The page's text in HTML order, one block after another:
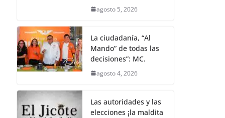
agosto 5, 2026
La ciudadanía, “Al
Mando” de todas las
decisiones”: MC.
agosto 4, 2026
Las autoridades y las
elecciones ¡la maldita